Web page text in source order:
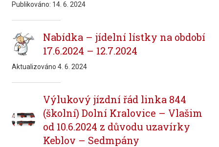
Publikováno: 14. 6. 2024
Nabídka – jídelní lístky na období
17.6.2024 – 12.7.2024
Aktualizováno 4. 6. 2024
Výlukový jízdní řád linka 844
(školní) Dolní Kralovice – Vlašim
od 10.6.2024 z důvodu uzavírky
Keblov – Sedmpány